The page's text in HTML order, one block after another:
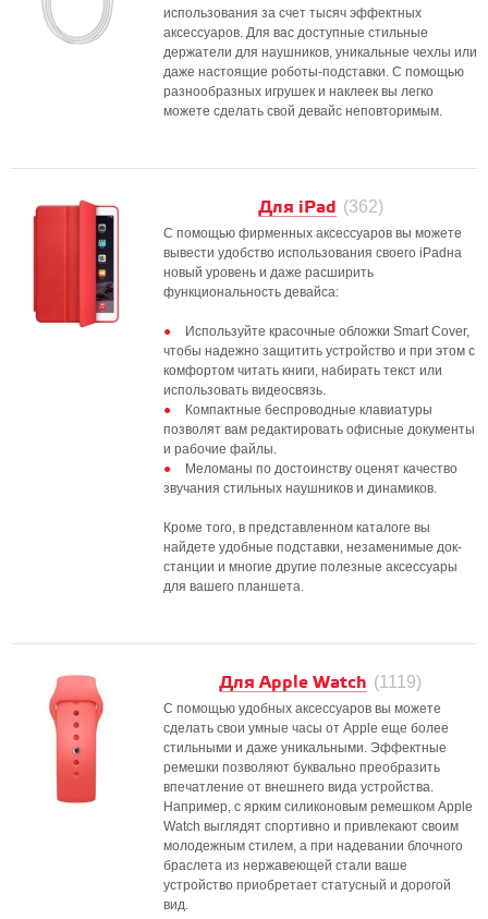
использования за счет тысяч эффектных
аксессуаров. Для вас доступные стильные
держатели для наушников, уникальные чехлы или
даже настоящие роботы-подставки. С помощью
разнообразных игрушек и наклеек вы легко
можете сделать свой девайс неповторимым.
Для iPad (362)
С помощью фирменных аксессуаров вы можете
вывести удобство использования своего iPadна
новый уровень и даже расширить
функциональность девайса:
Используйте красочные обложки Smart Cover,
чтобы надежно защитить устройство и при этом с
комфортом читать книги, набирать текст или
использовать видеосвязь.
Компактные беспроводные клавиатуры
позволят вам редактировать офисные документы
и рабочие файлы.
Меломаны по достоинству оценят качество
звучания стильных наушников и динамиков.
Кроме того, в представленном каталоге вы
найдете удобные подставки, незаменимые док-
станции и многие другие полезные аксессуары
для вашего планшета.
Для Apple Watch (1119)
С помощью удобных аксессуаров вы можете
сделать свои умные часы от Apple еще более
стильными и даже уникальными. Эффектные
ремешки позволяют буквально преобразить
впечатление от внешнего вида устройства.
Например, с ярким силиконовым ремешком Apple
Watch выглядят спортивно и привлекают своим
молодежным стилем, а при надевании блочного
браслета из нержавеющей стали ваше
устройство приобретает статусный и дорогой
вид.